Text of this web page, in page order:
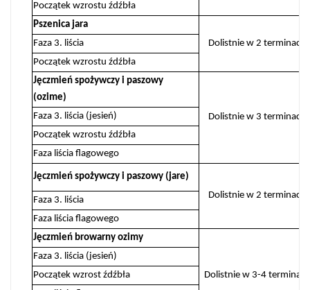
Początek wzrostu źdźbła
Pszenica jara
Dolistnie w 2 terminach
Faza 3. liścia
Początek wzrostu źdźbła
Jęczmień spożywczy i paszowy
(ozime)
Dolistnie w 3 terminach
Faza 3. liścia (jesień)
Początek wzrostu źdźbła
Faza liścia flagowego
Jęczmień spożywczy i paszowy (jare)
Dolistnie w 2 terminach
Faza 3. liścia
Faza liścia flagowego
Jęczmień browarny ozimy
Dolistnie w 3-4 terminach
Faza 3. liścia (jesień)
Początek wzrost źdźbła